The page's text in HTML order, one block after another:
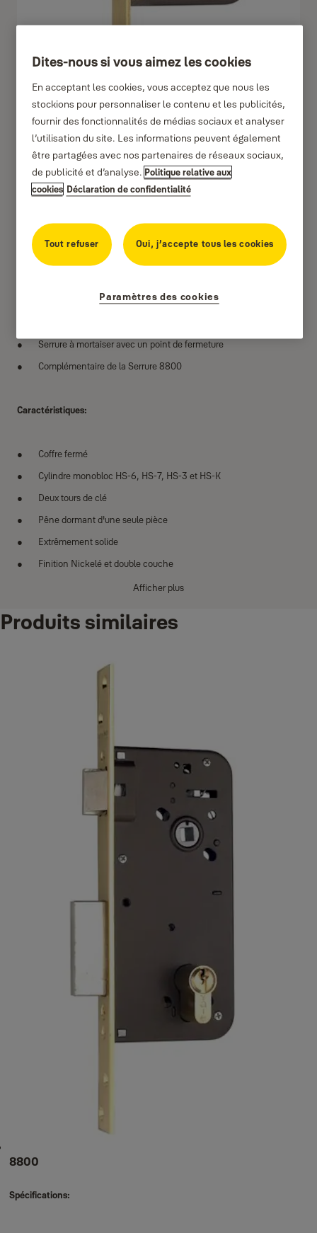
Serrure à mortaiser avec un point de fermeture
Complémentaire de la Serrure 8800
Caractéristiques:
Coffre fermé
Cylindre monobloc HS-6, HS-7, HS-3 et HS-K
Deux tours de clé
Pêne dormant d'une seule pièce
Extrêmement solide
Finition Nickelé et double couche
Afficher plus
Produits similaires
8800
Spécifications:
Dites-nous si vous aimez les cookies
En acceptant les cookies, vous acceptez que nous les
stockions pour personnaliser le contenu et les publicités,
fournir des fonctionnalités de médias sociaux et analyser
l’utilisation du site. Les informations peuvent également
être partagées avec nos partenaires de réseaux sociaux,
de publicité et d’analyse. Politique relative aux
cookies Déclaration de confidentialité
Tout refuser Oui, j’accepte tous les cookies
Paramètres des cookies